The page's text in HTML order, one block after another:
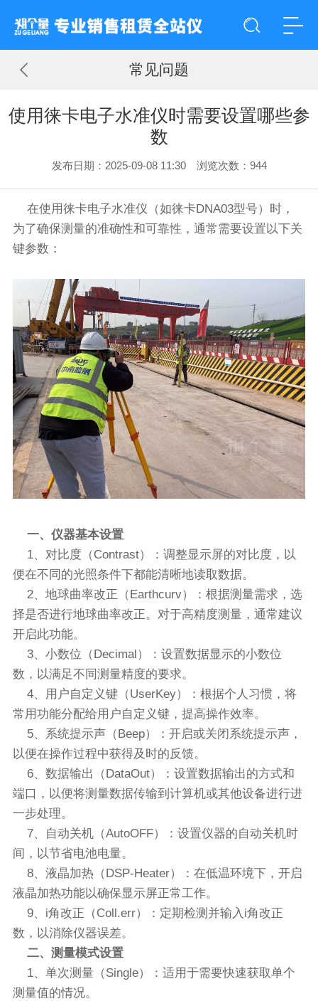
常见问题
使用徕卡电子水准仪时需要设置哪些参
数
发布日期：2025-09-08 11:30 浏览次数： 944
在使用徕卡电子水准仪（如徕卡DNA03型号）时，
为了确保测量的准确性和可靠性，通常需要设置以下关
键参数：
一、仪器基本设置
1、对比度（Contrast）：调整显示屏的对比度，以
便在不同的光照条件下都能清晰地读取数据。
2、地球曲率改正（Earthcurv）：根据测量需求，选
择是否进行地球曲率改正。对于高精度测量，通常建议
开启此功能。
3、小数位（Decimal）：设置数据显示的小数位
数，以满足不同测量精度的要求。
4、用户自定义键（UserKey）：根据个人习惯，将
常用功能分配给用户自定义键，提高操作效率。
5、系统提示声（Beep）：开启或关闭系统提示声，
以便在操作过程中获得及时的反馈。
6、数据输出（DataOut）：设置数据输出的方式和
端口，以便将测量数据传输到计算机或其他设备进行进
一步处理。
7、自动关机（AutoOFF）：设置仪器的自动关机时
间，以节省电池电量。
8、液晶加热（DSP-Heater）：在低温环境下，开启
液晶加热功能以确保显示屏正常工作。
9、i角改正（Coll.err）：定期检测并输入i角改正
数，以消除仪器误差。
二、测量模式设置
1、单次测量（Single）：适用于需要快速获取单个
测量值的情况。